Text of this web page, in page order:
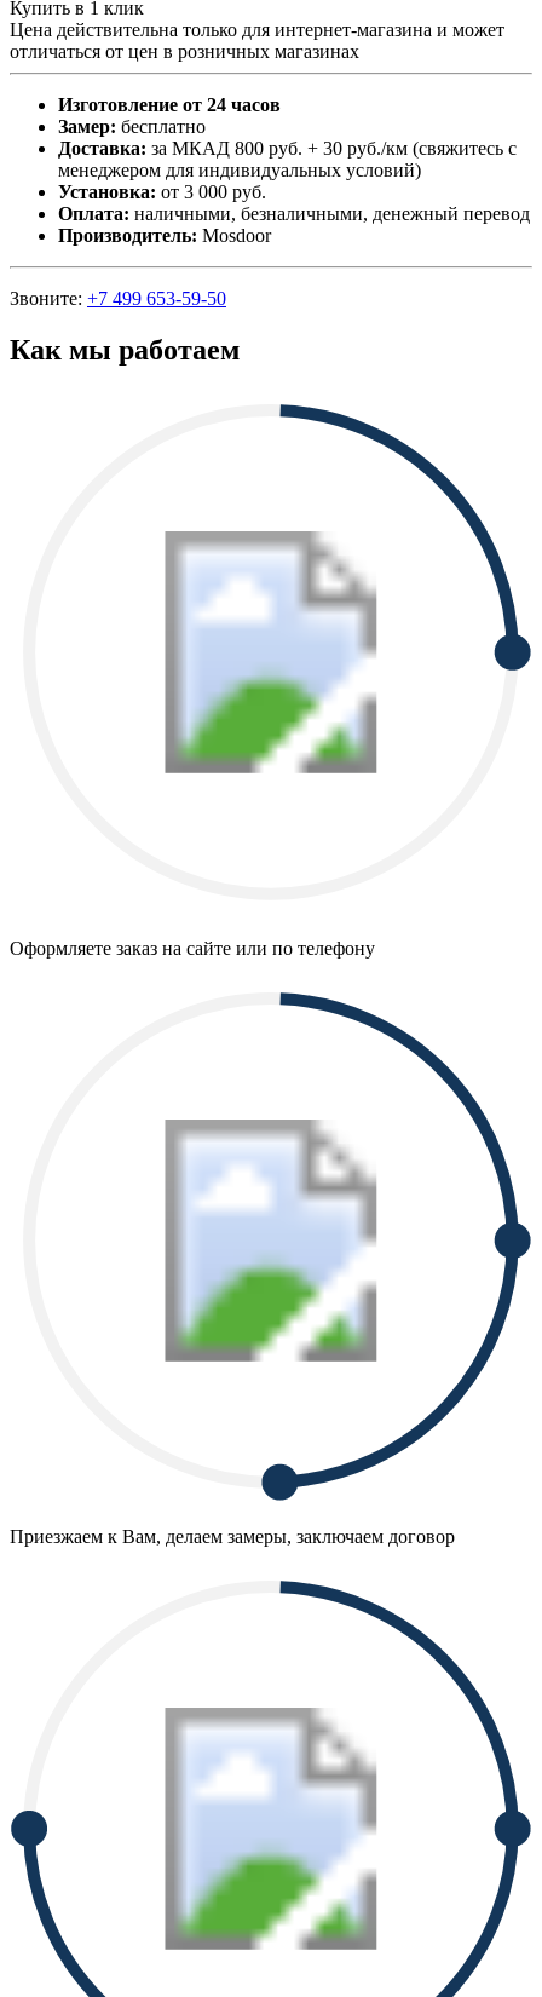
Купить в 1 клик
Цена действительна только для интернет-магазина и может
отличаться от цен в розничных магазинах
Изготовление от 24 часов
Замер: бесплатно
Доставка: за МКАД 800 руб. + 30 руб./км (свяжитесь с
менеджером для индивидуальных условий)
Установка: от 3 000 руб.
Оплата: наличными, безналичными, денежный перевод
Производитель: Mosdoor
Звоните: +7 499 653-59-50
Как мы работаем
Оформляете заказ на сайте или по телефону
Приезжаем к Вам, делаем замеры, заключаем договор